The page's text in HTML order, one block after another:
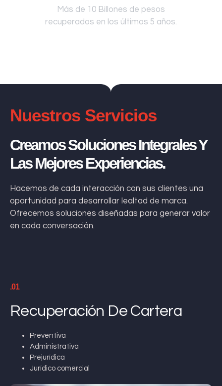
Más de 10 Billones de pesos
recuperados en los últimos 5 años.
Nuestros Servicios
Creamos Soluciones Integrales Y
Las Mejores Experiencias.
Hacemos de cada interacción con sus clientes una
oportunidad para desarrollar lealtad de marca.
Ofrecemos soluciones diseñadas para generar valor
en cada conversación.
.01
Recuperación De Cartera
Preventiva
Administrativa
Prejurídica
Jurídico comercial